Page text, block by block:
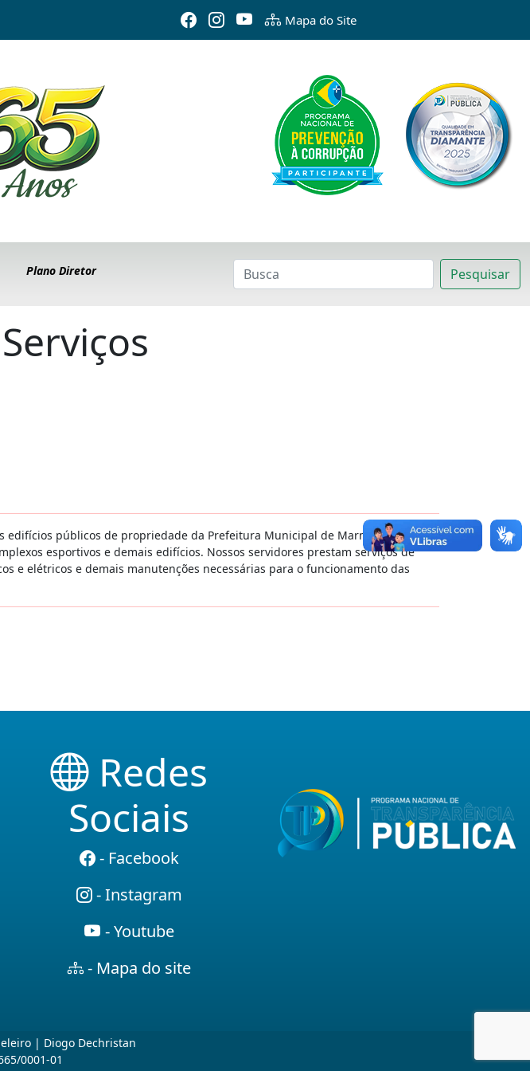
Mapa do Site
Plano Diretor Pesquisar
edifícios públicos de propriedade da Prefeitura Municipal de Marmeleiro, como
esportivos e demais edifícios. Nossos servidores prestam serviços de
e elétricos e demais manutenções necessárias para o funcionamento das
Redes
Sociais
- Facebook
- Instagram
- Youtube
- Mapa do site
| Diogo Dechristan
0001-01